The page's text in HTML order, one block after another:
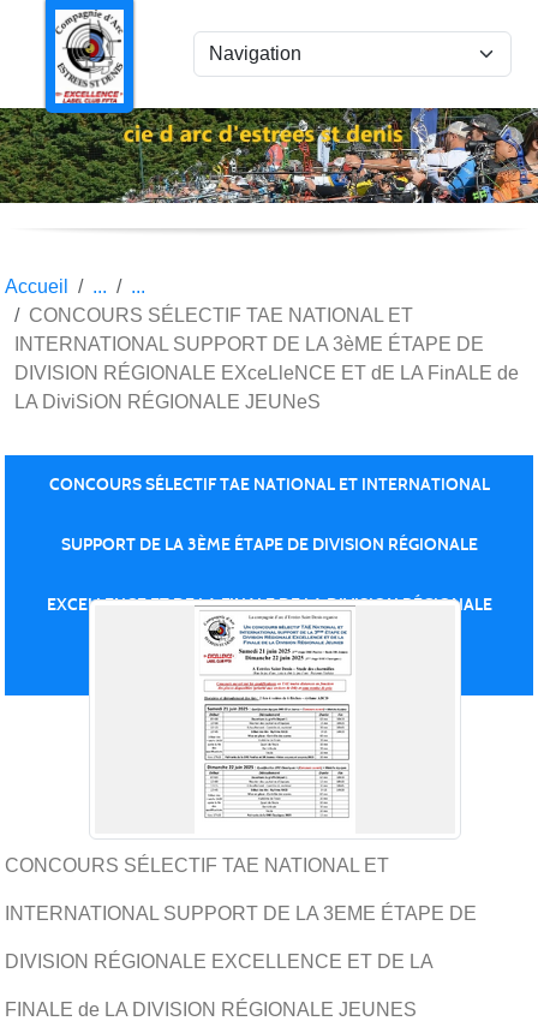
Accueil
CONCOURS SÉLECTIF TAE NATIONAL ET
INTERNATIONAL SUPPORT DE LA 3èME ÉTAPE DE
DIVISION RÉGIONALE EXceLleNCE ET dE LA FinALE de
LA DiviSiON RÉGIONALE JEUNeS
CONCOURS SÉLECTIF TAE NATIONAL ET INTERNATIONAL
SUPPORT DE LA 3ÈME ÉTAPE DE DIVISION RÉGIONALE
EXCELLENCE ET DE LA FINALE DE LA DIVISION RÉGIONALE
JEUNES
CONCOURS SÉLECTIF TAE NATIONAL ET
INTERNATIONAL SUPPORT DE LA 3EME ÉTAPE DE
DIVISION RÉGIONALE EXCELLENCE ET DE LA
FINALE de LA DIVISION RÉGIONALE JEUNES
Panneau de gestion des cookies